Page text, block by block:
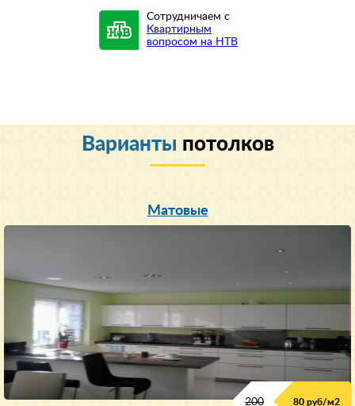
Сотрудничаем с
Квартирным
вопросом на НТВ
Варианты потолков
Матовые
200 80 руб/м2